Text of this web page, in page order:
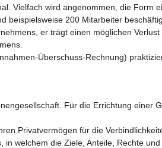
Vielfach wird angenommen, die Form
200 Mitarbeiter
er trägt einen möglichen
Überschuss-Rechnung)
Für die Errichtung einer
Privatvermögen für die
welchem die Ziele, Anteile, Rechte